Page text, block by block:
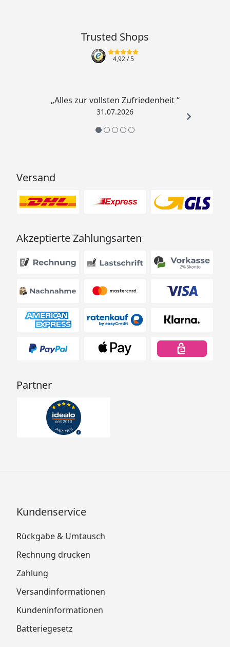
Trusted Shops
4,92/ 5
„Alles zur vollsten Zufriedenheit “
31.07.2026
Versand
Akzeptierte Zahlungsarten
Partner
Kundenservice
Rückgabe & Umtausch
Rechnung drucken
Zahlung
Versandinformationen
Kundeninformationen
Batteriegesetz